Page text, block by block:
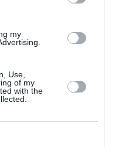
my
Use,
of my
with the
τελευταία νέα για